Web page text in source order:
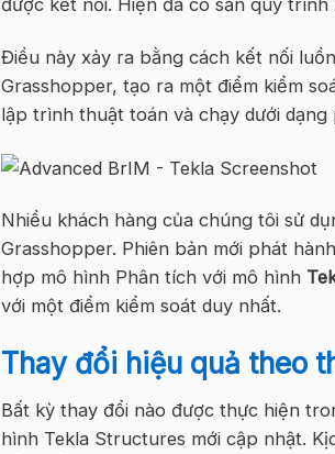
được kết nối. Hiện đã có sẵn quy
Điều này xảy ra bằng cách kết nối
Grasshopper, tạo ra một điểm kiểm
lập trình thuật toán và chạy dưới dạng
Nhiều khách hàng của chúng tôi sử
Grasshopper. Phiên bản mới phát
hợp mô hình Phân tích với mô hình
với một điểm kiểm soát duy nhất.
Thay đổi hiệu quả theo
Bất kỳ thay đổi nào được thực hiện
hình Tekla Structures mới cập nhật.